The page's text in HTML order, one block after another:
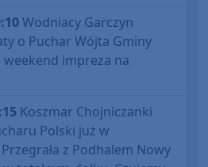
Wodniacy Garczyn
o Puchar Wójta Gminy
weekend impreza na
Koszmar Chojniczanki
Polski już w
z Podhalem Nowy